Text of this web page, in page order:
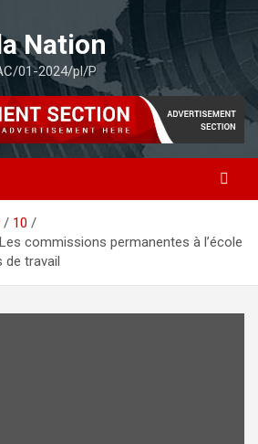
Nation
01-2024/pl/P
10
commissions permanentes à l’école
de travail